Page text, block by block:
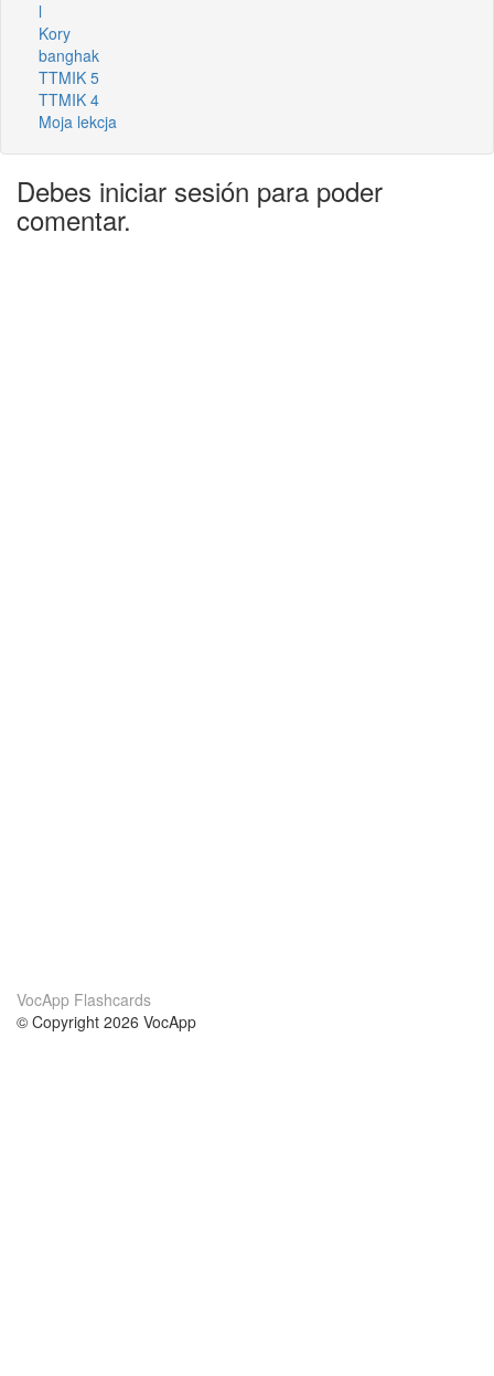
l
Kory
banghak
TTMIK 5
TTMIK 4
Moja lekcja
Debes iniciar sesión para poder
comentar.
VocApp Flashcards
© Copyright 2026 VocApp